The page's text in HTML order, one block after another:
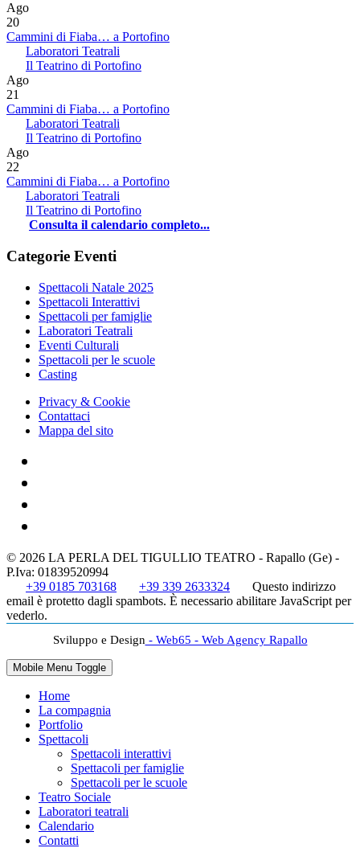
Ago
20
Cammini di Fiaba… a Portofino
Laboratori Teatrali
Il Teatrino di Portofino
Ago
21
Cammini di Fiaba… a Portofino
Laboratori Teatrali
Il Teatrino di Portofino
Ago
22
Cammini di Fiaba… a Portofino
Laboratori Teatrali
Il Teatrino di Portofino
Consulta il calendario completo...
Categorie Eventi
Spettacoli Natale 2025
Spettacoli Interattivi
Spettacoli per famiglie
Laboratori Teatrali
Eventi Culturali
Spettacoli per le scuole
Casting
Privacy & Cookie
Contattaci
Mappa del sito
© 2026 LA PERLA DEL TIGULLIO TEATRO - Rapallo (Ge) -
P.Iva: 01839520994
+39 0185 703168
+39 339 2633324
Questo indirizzo
email è protetto dagli spambots. È necessario abilitare JavaScript per
vederlo.
Sviluppo e Design - Web65 - Web Agency Rapallo
Mobile Menu Toggle
Home
La compagnia
Portfolio
Spettacoli
Spettacoli interattivi
Spettacoli per famiglie
Spettacoli per le scuole
Teatro Sociale
Laboratori teatrali
Calendario
Contatti